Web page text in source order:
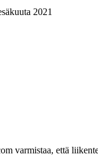
2021
varmistaa, että